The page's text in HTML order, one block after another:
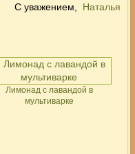
С уважением, Наталья
Лимонад с лавандой в
мультиварке